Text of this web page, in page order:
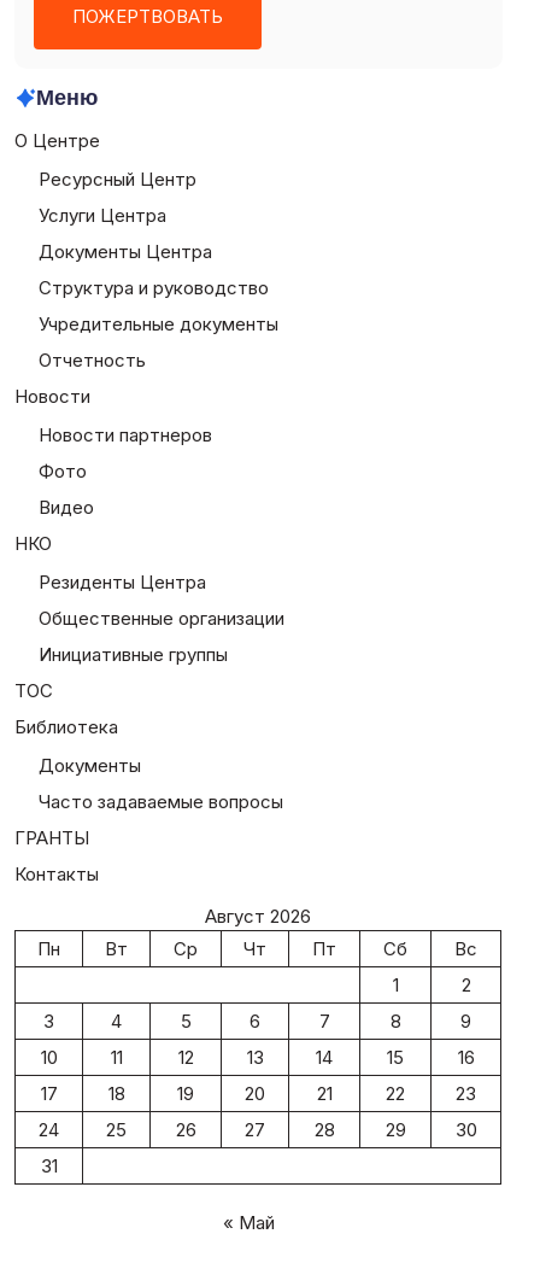
ПОЖЕРТВОВАТЬ
Меню
О Центре
Ресурсный Центр
Услуги Центра
Документы Центра
Структура и руководство
Учредительные документы
Отчетность
Новости
Новости партнеров
Фото
Видео
НКО
Резиденты Центра
Общественные организации
Инициативные группы
ТОС
Библиотека
Документы
Часто задаваемые вопросы
ГРАНТЫ
Контакты
Август 2026
Пн
Вт Ср Чт Пт Сб
Вс
1
2
3
4 5 6 7 8
9
10
11 12 13 14 15
16
17
18 19 20 21 22
23
24
25 26 27 28 29
30
31
« Май